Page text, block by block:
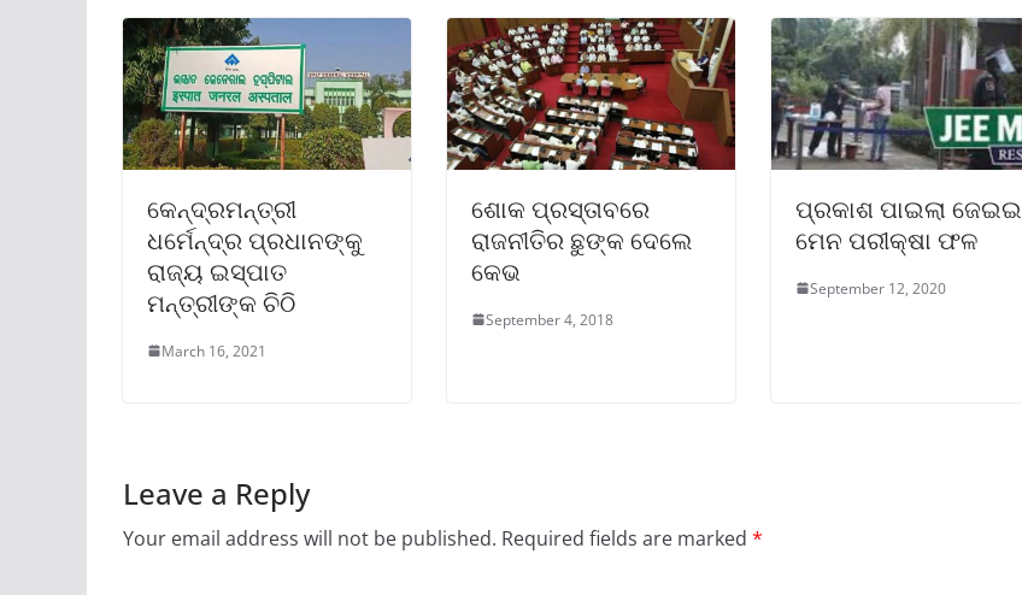
କେନ୍ଦ୍ରମନ୍ତ୍ରୀ
ଧର୍ମେନ୍ଦ୍ର ପ୍ରଧାନଙ୍କୁ
ରାଜ୍ୟ ଇସ୍ପାତ
ମନ୍ତ୍ରୀଙ୍କ ଚିଠି
March 16, 2021
ଶୋକ ପ୍ରସ୍ତାବରେ
ରାଜନୀତିର ଛୁଙ୍କ ଦେଲେ
କେଭ
September 4, 2018
ପ୍ରକାଶ ପାଇଲା ଜେଇଇ
ମେନ ପରୀକ୍ଷା ଫଳ
September 12, 2020
Leave a Reply
Your email address will not be published. Required fields are marked *